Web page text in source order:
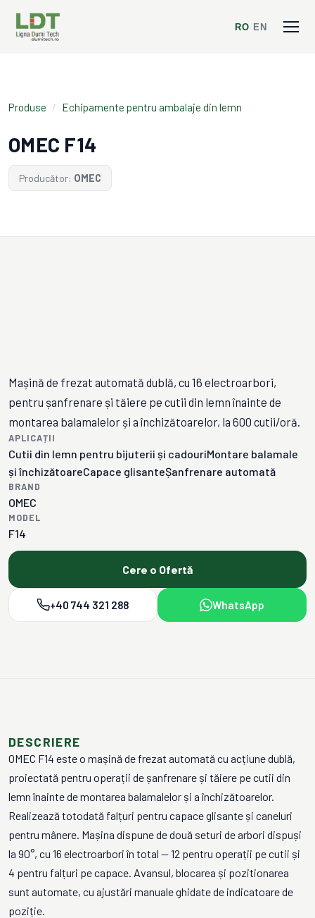
RO EN
Produse / Echipamente pentru ambalaje din lemn
OMEC F14
Producător: OMEC
Mașină de frezat automată dublă, cu 16 electroarbori,
pentru șanfrenare și tăiere pe cutii din lemn înainte de
montarea balamalelor și a închizătoarelor, la 600 cutii/oră.
APLICAȚII
Cutii din lemn pentru bijuterii și cadouriMontare balamale
și închizătoareCapace glisanteȘanfrenare automată
BRAND
OMEC
MODEL
F14
Cere o Ofertă
+40 744 321 288 WhatsApp
DESCRIERE
OMEC F14 este o mașină de frezat automată cu acțiune dublă,
proiectată pentru operații de șanfrenare și tăiere pe cutii din
lemn înainte de montarea balamalelor și a închizătoarelor.
Realizează totodată falțuri pentru capace glisante și caneluri
pentru mânere. Mașina dispune de două seturi de arbori dispuși
la 90°, cu 16 electroarbori în total — 12 pentru operații pe cutii și
4 pentru falțuri pe capace. Avansul, blocarea și pozitionarea
sunt automate, cu ajustări manuale ghidate de indicatoare de
poziție.